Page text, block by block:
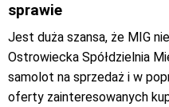
sprawie
Jest duża szansa, że MIG
Ostrowiecka Spółdzielnia
samolot na sprzedaż i w
oferty zainteresowanych